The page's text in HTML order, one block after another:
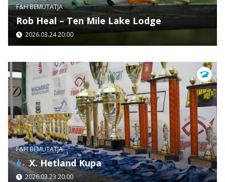
F&H BEMUTATJA
Rob Heal – Ten Mile Lake Lodge
2026.03.24 20:00
F&H BEMUTATJA
X. Hetland Kupa
2026.03.23 20:00